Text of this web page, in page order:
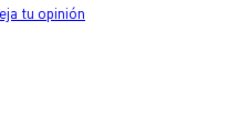
tu opinión